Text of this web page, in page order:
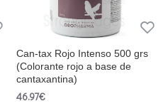
Can-tax Rojo Intenso 500 grs
(Colorante rojo a base de
cantaxantina)
46.97€